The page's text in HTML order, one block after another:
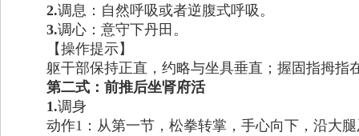
2.调息：自然呼吸或者逆腹式呼吸。
3.调心：意守下丹田。
【操作提示】
躯干部保持正直，约略与坐具垂直；握固指拇
第二式：前推后坐肾府活
1.调身
动作1：从第一节，松拳转掌，手心向下，沿大